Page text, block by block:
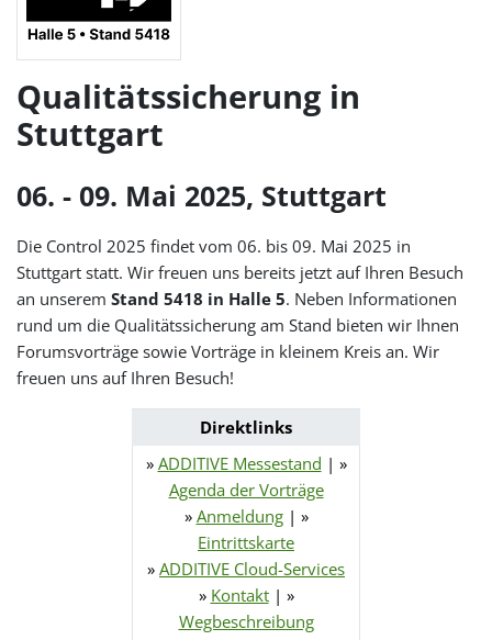
Qualitätssicherung in
Stuttgart
06. - 09. Mai 2025, Stuttgart
Die Control 2025 findet vom 06. bis 09. Mai 2025 in
Stuttgart statt. Wir freuen uns bereits jetzt auf Ihren Besuch
an unseremStand 5418 in Halle 5. Neben Informationen
rund um die Qualitätssicherung am Stand bieten wir Ihnen
Forumsvorträge sowie Vorträge in kleinem Kreis an. Wir
freuen uns auf Ihren Besuch!
Direktlinks
» ADDITIVE Messestand | »
Agenda der Vorträge
» Anmeldung| »
Eintrittskarte
» ADDITIVE Cloud-Services
» Kontakt| »
Wegbeschreibung